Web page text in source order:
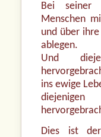
Bei seiner
Menschen
und über
ablegen.
Und
ins ewige
Dies ist